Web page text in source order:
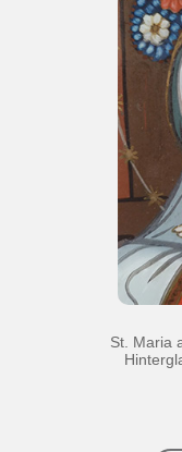
St. Maria